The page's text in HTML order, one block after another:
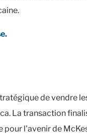
de vendre
La transaction
l'avenir de